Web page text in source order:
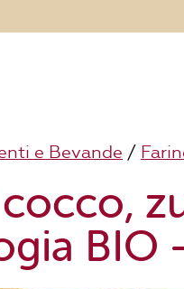
e Bevande /
BIO